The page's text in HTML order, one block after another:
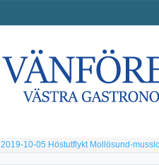
2019-10-05 Höstutflykt Mollösund-